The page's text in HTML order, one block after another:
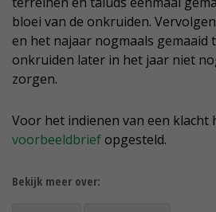
bloei van de onkruiden.
en het najaar nogmaals gemaaid
onkruiden later in het jaar niet
zorgen.
Voor het indienen van een klacht
voorbeeldbriefopgesteld.
Bekijk meer over: